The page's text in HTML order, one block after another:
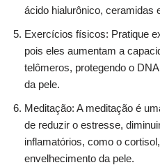
ácido hialurônico, ceramidas
Exercícios físicos: Pratique
pois eles aumentam a
telômeros, protegendo o
da pele.
Meditação: A meditação é
de reduzir o estresse,
inflamatórios, como o
envelhecimento da pele.